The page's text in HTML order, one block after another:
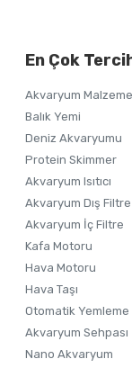
Ürün
Ürün
Bu ürüne
En Çok
Akvaryum
Balık Yemi
Deniz Akvaryumu
Protein Skimmer
Akvaryum Isıtıcı
Akvaryum Dış Filtre
Akvaryum İç Filtre
Kafa Motoru
Hava Motoru
Hava Taşı
Otomatik Yemleme
Akvaryum Sehpası
Nano Akvaryum